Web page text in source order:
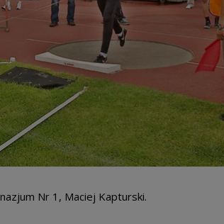
Nr 1, Maciej Kapturski.